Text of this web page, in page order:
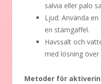
salvia eller palo
Ljud: Använda
en stämgaffel.
Havssalt och
med lösning över
Metoder för